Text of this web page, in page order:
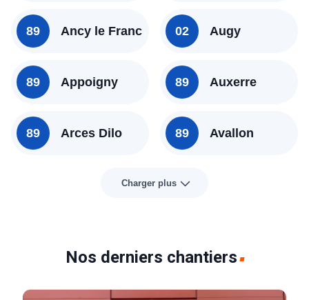
89 Ancy le Franc
89 Appoigny
89 Arces Dilo
02 Augy
89 Auxerre
89 Avallon
Charger plus
Nos derniers chantiers